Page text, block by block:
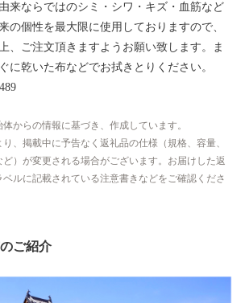
来ならではのシミ・シワ・キズ・血筋など
の個性を最大限に使用しておりますので、
、ご注文頂きますようお願い致します。ま
に乾いた布などでお拭きとりください。
からの情報に基づき、作成しています。
、掲載中に予告なく返礼品の仕様（規格、容量、
）が変更される場合がございます。お届けした返
ルに記載されている注意書きなどをご確認くださ
ご紹介